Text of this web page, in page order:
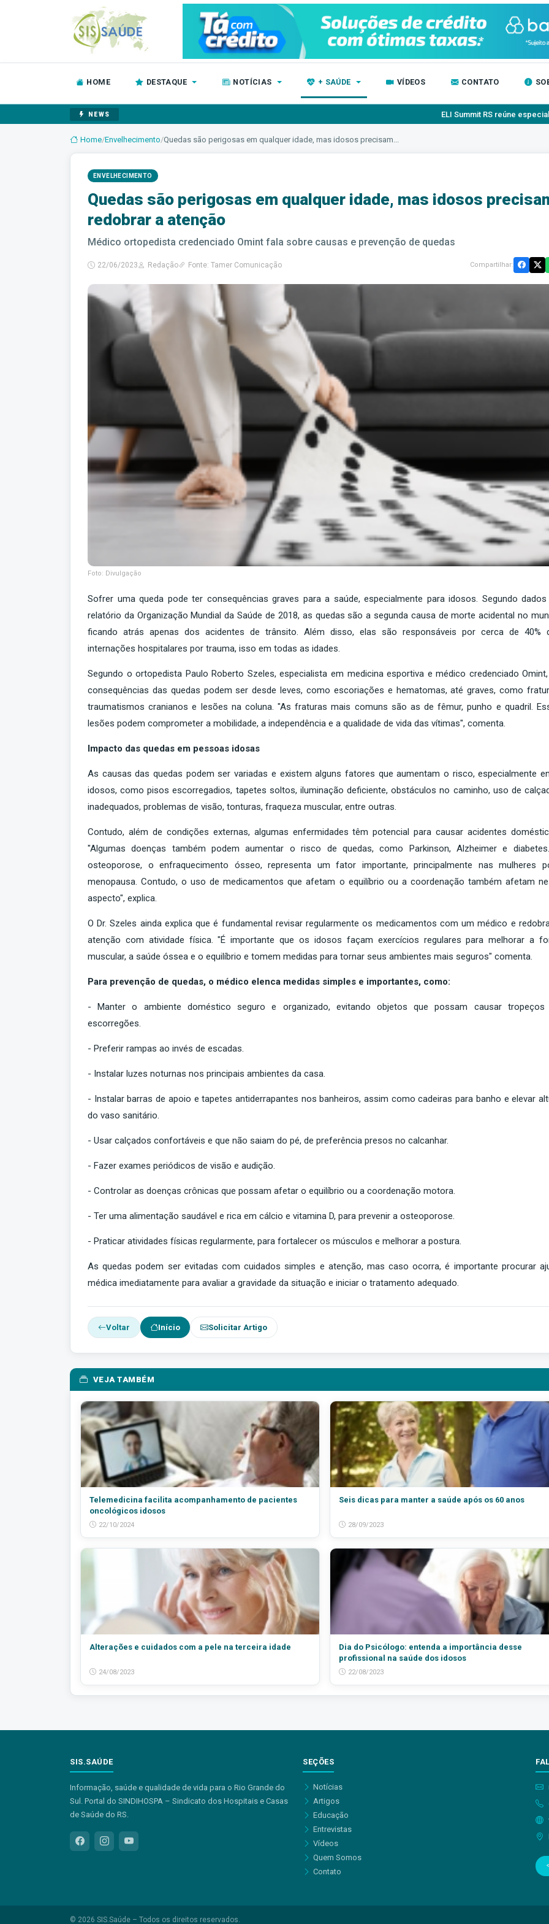
HOME DESTAQUE NOTÍCIAS + SAÚDE VÍDEOS CONTATO
NEWS ELI Summit RS reúne especialistas para
Home/Envelhecimento/Quedas são perigosas em qualquer idade, mas idosos precisam...
ENVELHECIMENTO
Quedas são perigosas em qualquer idade, mas idosos
redobrar a atenção
Médico ortopedista credenciado Omint fala sobre causas e prevenção de quedas
22/06/2023 Redação Fonte: Tamer Comunicação Compartilhar:
Foto: Divulgação
Sofrer uma queda pode ter consequências graves para a saúde, especialmente para idosos. Segundo
relatório da Organização Mundial da Saúde de 2018, as quedas são a segunda causa de morte acidental no
ficando atrás apenas dos acidentes de trânsito. Além disso, elas são responsáveis por cerca de 40%
internações hospitalares por trauma, isso em todas as idades.
Segundo o ortopedista Paulo Roberto Szeles, especialista em medicina esportiva e médico credenciado
consequências das quedas podem ser desde leves, como escoriações e hematomas, até graves, como
traumatismos cranianos e lesões na coluna. "As fraturas mais comuns são as de fêmur, punho e quadril.
lesões podem comprometer a mobilidade, a independência e a qualidade de vida das vítimas", comenta.
Impacto das quedas em pessoas idosas
As causas das quedas podem ser variadas e existem alguns fatores que aumentam o risco, especialmente
idosos, como pisos escorregadios, tapetes soltos, iluminação deficiente, obstáculos no caminho, uso de
inadequados, problemas de visão, tonturas, fraqueza muscular, entre outras.
Contudo, além de condições externas, algumas enfermidades têm potencial para causar acidentes
"Algumas doenças também podem aumentar o risco de quedas, como Parkinson, Alzheimer e
osteoporose, o enfraquecimento ósseo, representa um fator importante, principalmente nas mulheres
menopausa. Contudo, o uso de medicamentos que afetam o equilíbrio ou a coordenação também afetam
aspecto", explica.
O Dr. Szeles ainda explica que é fundamental revisar regularmente os medicamentos com um médico e
atenção com atividade física. "É importante que os idosos façam exercícios regulares para melhorar a
muscular, a saúde óssea e o equilíbrio e tomem medidas para tornar seus ambientes mais seguros" comenta.
Para prevenção de quedas, o médico elenca medidas simples e importantes, como:
- Manter o ambiente doméstico seguro e organizado, evitando objetos que possam causar tropeços
escorregões.
- Preferir rampas ao invés de escadas.
- Instalar luzes noturnas nos principais ambientes da casa.
- Instalar barras de apoio e tapetes antiderrapantes nos banheiros, assim como cadeiras para banho e elevar
do vaso sanitário.
- Usar calçados confortáveis e que não saiam do pé, de preferência presos no calcanhar.
- Fazer exames periódicos de visão e audição.
- Controlar as doenças crônicas que possam afetar o equilíbrio ou a coordenação motora.
- Ter uma alimentação saudável e rica em cálcio e vitamina D, para prevenir a osteoporose.
- Praticar atividades físicas regularmente, para fortalecer os músculos e melhorar a postura.
As quedas podem ser evitadas com cuidados simples e atenção, mas caso ocorra, é importante procurar
médica imediatamente para avaliar a gravidade da situação e iniciar o tratamento adequado.
Voltar Início Solicitar Artigo
VEJA TAMBÉM
Telemedicina facilita acompanhamento de pacientes
oncológicos idosos
22/10/2024
Seis dicas para manter a saúde após os 60 anos
28/09/2023
Alterações e cuidados com a pele na terceira idade
24/08/2023
Dia do Psicólogo: entenda a importância desse
profissional na saúde dos idosos
22/08/2023
SIS.SAÚDE
Informação, saúde e qualidade de vida para o Rio Grande do
Sul. Portal do SINDIHOSPA – Sindicato dos Hospitais e Casas
de Saúde do RS.
SEÇÕES
Notícias
Artigos
Educação
Entrevistas
Vídeos
Quem Somos
Contato
© 2026 SIS.Saúde – Todos os direitos reservados.